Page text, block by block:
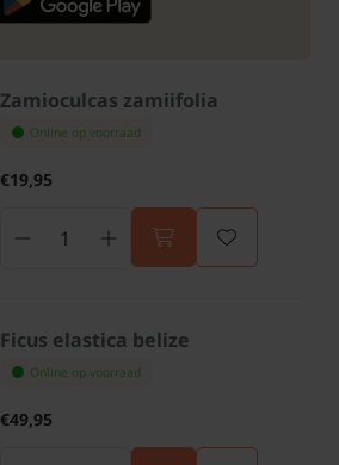
Zamioculcas zamiifolia
Online op voorraad
€19,95
Ficus elastica belize
Online op voorraad
€49,95